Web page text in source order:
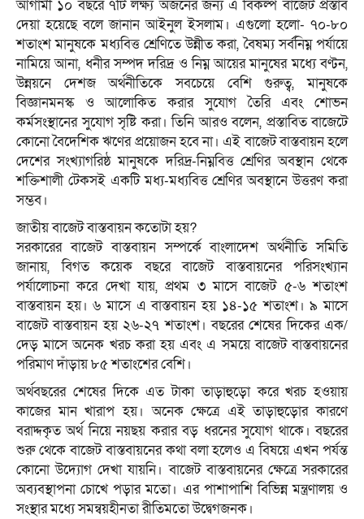
আগামী ১০ বছরে ৭টি লক্ষ্য অর্জনের জন্য এ বিকল্প বাজেট প্রস্তাব
দেয়া হয়েছে বলে জানান আইনুল ইসলাম। এগুলো হলো- ৭০-৮০
শতাংশ মানুষকে মধ্যবিত্ত শ্রেণিতে উন্নীত করা, বৈষম্য সর্বনিম্ন পর্যায়ে
নামিয়ে আনা, ধনীর সম্পদ দরিদ্র ও নিম্ন আয়ের মানুষের মধ্যে বণ্টন,
উন্নয়নে দেশজ অর্থনীতিকে সবচেয়ে বেশি গুরুত্ব, মানুষকে
বিজ্ঞানমনস্ক ও আলোকিত করার সুযোগ তৈরি এবং শোভন
কর্মসংস্থানের সুযোগ সৃষ্টি করা। তিনি আরও বলেন, প্রস্তাবিত বাজেটে
কোনো বৈদেশিক ঋণের প্রয়োজন হবে না। এই বাজেট বাস্তবায়ন হলে
দেশের সংখ্যাগরিষ্ঠ মানুষকে দরিদ্র-নিম্নবিত্ত শ্রেণির অবস্থান থেকে
শক্তিশালী টেকসই একটি মধ্য-মধ্যবিত্ত শ্রেণির অবস্থানে উত্তরণ করা
সম্ভব।
জাতীয় বাজেট বাস্তবায়ন কতোটা হয়?
সরকারের বাজেট বাস্তবায়ন সম্পর্কে বাংলাদেশ অর্থনীতি সমিতি
জানায়, বিগত কয়েক বছরে বাজেট বাস্তবায়নের পরিসংখ্যান
পর্যালোচনা করে দেখা যায়, প্রথম ৩ মাসে বাজেট ৫-৬ শতাংশ
বাস্তবায়ন হয়। ৬ মাসে এ বাস্তবায়ন হয় ১৪-১৫ শতাংশ। ৯ মাসে
বাজেট বাস্তবায়ন হয় ২৬-২৭ শতাংশ। বছরের শেষের দিকের এক/
দেড় মাসে অনেক খরচ করা হয় এবং এ সময়ে বাজেট বাস্তবায়নের
পরিমাণ দাঁড়ায় ৮৫ শতাংশের বেশি।
অর্থবছরের শেষের দিকে এত টাকা তাড়াহুড়ো করে খরচ হওয়ায়
কাজের মান খারাপ হয়। অনেক ক্ষেত্রে এই তাড়াহুড়োর কারণে
বরাদ্দকৃত অর্থ নিয়ে নয়ছয় করার বড় ধরনের সুযোগ থাকে। বছরের
শুরু থেকে বাজেট বাস্তবায়নের কথা বলা হলেও এ বিষয়ে এখন পর্যন্ত
কোনো উদ্যোগ দেখা যায়নি। বাজেট বাস্তবায়নের ক্ষেত্রে সরকারের
অব্যবস্থাপনা চোখে পড়ার মতো। এর পাশাপাশি বিভিন্ন মন্ত্রণালয় ও
সংস্থার মধ্যে সমন্বয়হীনতা রীতিমতো উদ্বেগজনক।